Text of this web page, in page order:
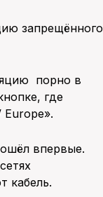
запрещённого
порно в
где
Еurорe».
впервые.
кабель.